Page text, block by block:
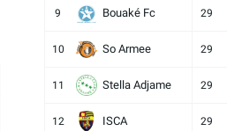
9 Bouaké Fc 29
10 So Armee 29
11 Stella Adjame 29
12 ISCA 29